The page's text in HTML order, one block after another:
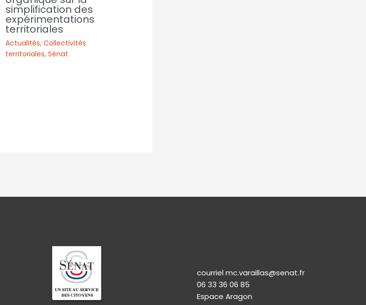
simplification des
expérimentations
territoriales
Actualités,Collectivités
territoriales,Sénat
courriel mc.varaillas@senat.fr
06 33 36 06 85
Espace Aragon